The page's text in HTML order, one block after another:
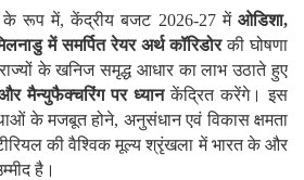
के रूप में, केंद्रीय बजट 2026-27 में ओडिशा,
में समर्पित रेयर अर्थ कॉरिडोरकी घोषणा
के खनिज समृद्ध आधार का लाभ उठाते हुए
और मैन्युफैक्चरिंग पर ध्यानकेंद्रित करेंगे। इस
के मजबूत होने, अनुसंधान एवं विकास क्षमता
की वैश्विक मूल्य श्रृंखला में भारत के और
है।